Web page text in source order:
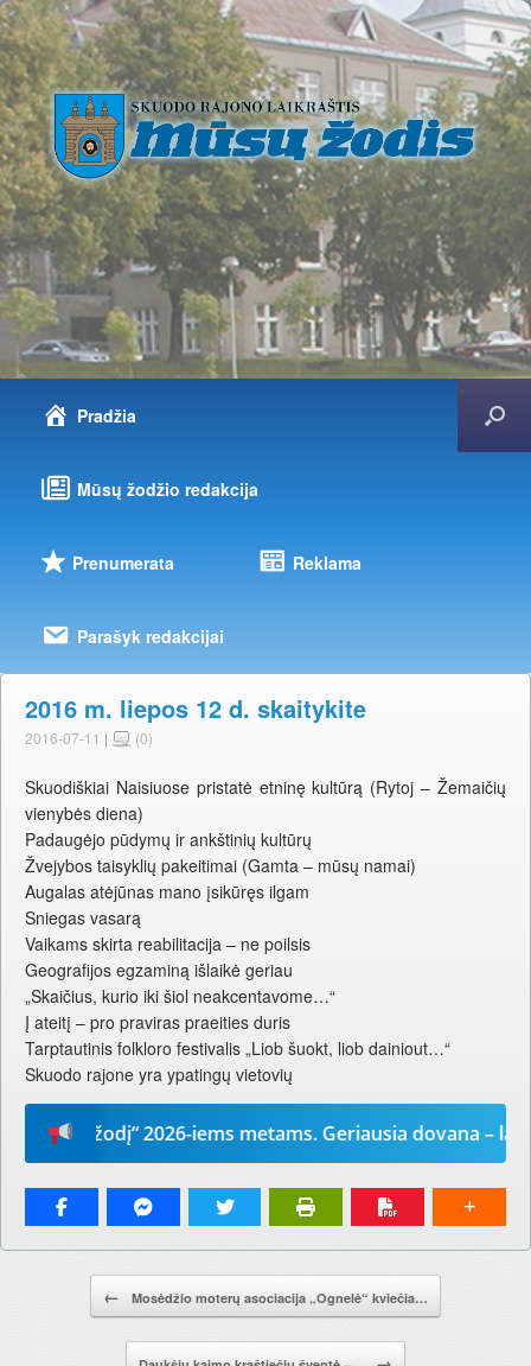
Pradžia
Mūsų žodžio redakcija
Prenumerata Reklama
Parašyk redakcijai
2016 m. liepos 12 d. skaitykite
2016-07-11 | (0)
Skuodiškiai Naisiuose pristatė etninę kultūrą (Rytoj – Žemaičių
vienybės diena)
Padaugėjo pūdymų ir ankštinių kultūrų
Žvejybos taisyklių pakeitimai (Gamta – mūsų namai)
Augalas atėjūnas mano įsikūręs ilgam
Sniegas vasarą
Vaikams skirta reabilitacija – ne poilsis
Geografijos egzaminą išlaikė geriau
„Skaičius, kurio iki šiol neakcentavome…“
Į ateitį – pro praviras praeities duris
Tarptautinis folkloro festivalis „Liob šuokt, liob dainiout…“
Skuodo rajone yra ypatingų vietovių
žodį“ 2026-iems metams. Geriausia dovana –
Pranešimo navigacija.
← Mosėdžio moterų asociacija „Ognelė“ kviečia…